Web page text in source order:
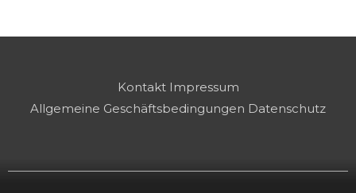
Kontakt Impressum
Allgemeine Geschäftsbedingungen Datenschutz